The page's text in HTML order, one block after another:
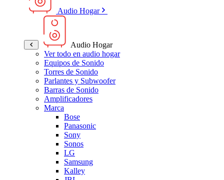
Audio Hogar
Audio Hogar
Ver todo en audio hogar
Equipos de Sonido
Torres de Sonido
Parlantes y Subwoofer
Barras de Sonido
Amplificadores
Marca
Bose
Panasonic
Sony
Sonos
LG
Samsung
Kalley